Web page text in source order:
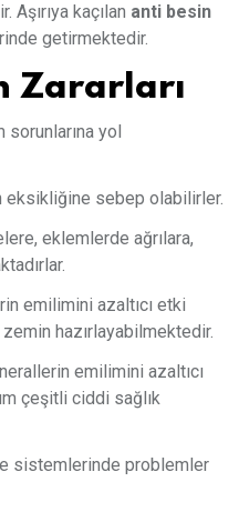
Aşırıya kaçılan anti besin
getirmektedir.
Zararları
yol
eksikliğine sebep olabilirler.
eklemlerde ağrılara,
emilimini azaltıcı etki
hazırlayabilmektedir.
emilimini azaltıcı
çeşitli ciddi sağlık
sistemlerinde problemler